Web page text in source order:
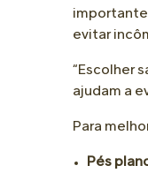
importante
evitar
“Escolher
ajudam a
Para
Pés